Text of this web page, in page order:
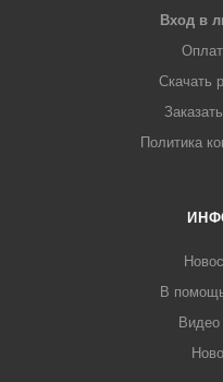
Вход в
Скачать
Политика
В
Видео